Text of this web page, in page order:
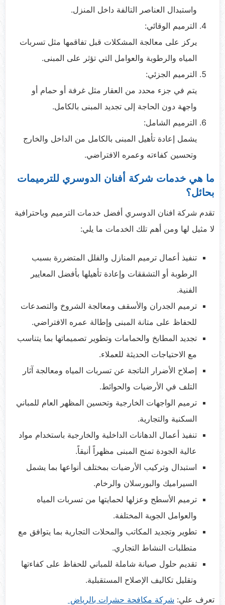
واستبدال العناصر التالفة داخل المنزل.
الترميم الوقائي:
يركز على معالجة المشكلات قبل تفاقمها مثل تسربات
المياه والرطوبة والعوامل التي تؤثر على المبنى.
الترميم الجزئي:
يتم في جزء محدد من العقار مثل غرفة أو حمام أو
واجهة دون الحاجة إلى تجديد المبنى بالكامل.
الترميم الشامل:
يشمل إعادة تأهيل المبنى بالكامل من الداخل والخارج
وتحسين كفاءته وعمره الافتراضي.
ما هي خدمات شركة أفنان الدوسري للترميمات
بحائل؟
تقدم شركة افنان الدوسري أفضل خدمات الترميم وباحترافية
لا مثيل لها ومن أهم تلك الخدمات ما يلي:
تنفيذ أعمال ترميم المنازل والفلل المتضررة بسبب
الرطوبة أو التشققات وإعادة تأهيلها بأفضل المعايير
الفنية.
ترميم الجدران والأسقف ومعالجة الشروخ والتصدعات
للحفاظ على متانة المبنى وإطالة عمره الافتراضي.
تجديد المطابخ والحمامات وتطوير تصميماتها بما يتناسب
مع الاحتياجات الحديثة للعملاء.
إصلاح الأضرار الناتجة عن تسربات المياه ومعالجة آثار
التلف في الأرضيات والحوائط.
ترميم الواجهات الخارجية وتحسين المظهر العام للمباني
السكنية والتجارية.
تنفيذ أعمال الدهانات الداخلية والخارجية باستخدام مواد
عالية الجودة تمنح المبنى مظهراً أنيقاً.
استبدال وتركيب الأرضيات بمختلف أنواعها بما يشمل
السيراميك والبورسلان والرخام.
ترميم الأسطح وعزلها لحمايتها من تسربات المياه
والعوامل الجوية المختلفة.
تطوير وتجديد المكاتب والمحلات التجارية بما يتوافق مع
متطلبات النشاط التجاري.
تقديم حلول صيانة شاملة للمباني للحفاظ على كفاءتها
وتقليل تكاليف الإصلاح المستقبلية.
تعرف علي: شركة مكافحة حشرات بالرياض